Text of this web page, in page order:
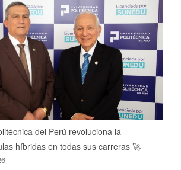
del Perú revoluciona la
híbridas en todas sus carreras 🚀